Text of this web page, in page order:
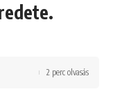
2 perc olvasás